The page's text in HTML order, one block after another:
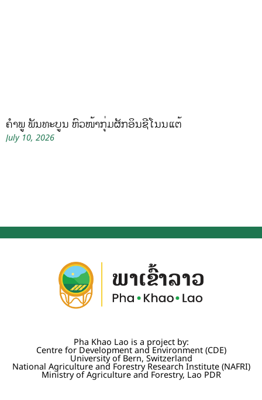
ຄໍາພູ ພັນທະບູນ ຫົວໜ້າກຸ່ມຜັກອິນຊີໂນນແຕ້
July 10, 2026
Pha Khao Lao is a project by:
Centre for Development and Environment (CDE)
University of Bern, Switzerland
National Agriculture and Forestry Research Institute (NAFRI)
Ministry of Agriculture and Forestry, Lao PDR